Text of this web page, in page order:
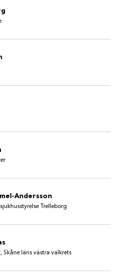
Andersson
Trelleborg
Skåne läns västra valkrets